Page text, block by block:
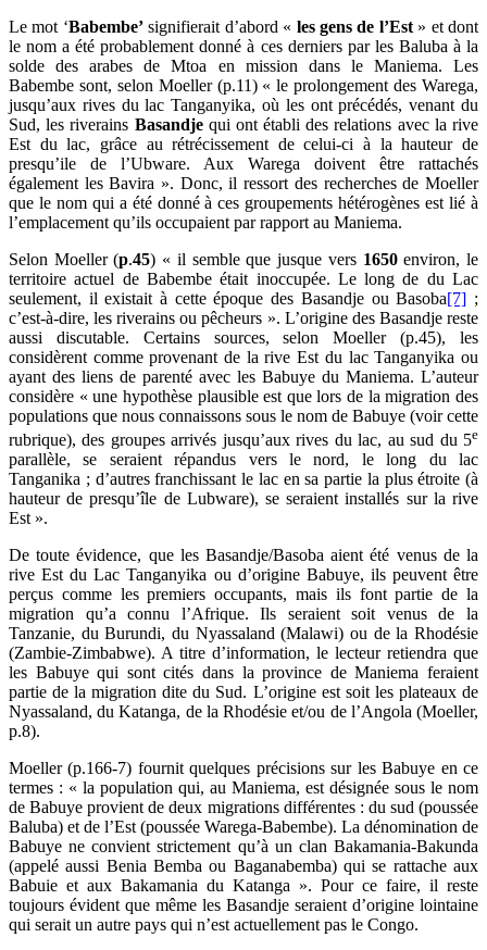
Le mot ‘Babembe’signifierait d’abord « les gens de l’Est» et dont
le nom a été probablement donné à ces derniers par les Baluba à la
solde des arabes de Mtoa en mission dans le Maniema. Les
Babembe sont, selon Moeller (p.11) « le prolongement des Warega,
jusqu’aux rives du lac Tanganyika, où les ont précédés, venant du
Sud, les riverains Basandjequi ont établi des relations avec la rive
Est du lac, grâce au rétrécissement de celui-ci à la hauteur de
presqu’ile de l’Ubware. Aux Warega doivent être rattachés
également les Bavira ». Donc, il ressort des recherches de Moeller
que le nom qui a été donné à ces groupements hétérogènes est lié à
l’emplacement qu’ils occupaient par rapport au Maniema.
Selon Moeller (p.45) « il semble que jusque vers 1650environ, le
territoire actuel de Babembe était inoccupée. Le long de du Lac
seulement, il existait à cette époque des Basandje ou Basoba[7] ;
c’est-à-dire, les riverains ou pêcheurs ». L’origine des Basandje reste
aussi discutable. Certains sources, selon Moeller (p.45), les
considèrent comme provenant de la rive Est du lac Tanganyika ou
ayant des liens de parenté avec les Babuye du Maniema. L’auteur
considère « une hypothèse plausible est que lors de la migration des
populations que nous connaissons sous le nom de Babuye (voir cette
rubrique), des groupes arrivés jusqu’aux rives du lac, au sud du 5e
parallèle, se seraient répandus vers le nord, le long du lac
Tanganika ; d’autres franchissant le lac en sa partie la plus étroite (à
hauteur de presqu’île de Lubware), se seraient installés sur la rive
Est ».
De toute évidence, que les Basandje/Basoba aient été venus de la
rive Est du Lac Tanganyika ou d’origine Babuye, ils peuvent être
perçus comme les premiers occupants, mais ils font partie de la
migration qu’a connu l’Afrique. Ils seraient soit venus de la
Tanzanie, du Burundi, du Nyassaland (Malawi) ou de la Rhodésie
(Zambie-Zimbabwe). A titre d’information, le lecteur retiendra que
les Babuye qui sont cités dans la province de Maniema feraient
partie de la migration dite du Sud. L’origine est soit les plateaux de
Nyassaland, du Katanga, de la Rhodésie et/ou de l’Angola (Moeller,
p.8).
Moeller (p.166-7) fournit quelques précisions sur les Babuye en ce
termes : « la population qui, au Maniema, est désignée sous le nom
de Babuye provient de deux migrations différentes : du sud (poussée
Baluba) et de l’Est (poussée Warega-Babembe). La dénomination de
Babuye ne convient strictement qu’à un clan Bakamania-Bakunda
(appelé aussi Benia Bemba ou Baganabemba) qui se rattache aux
Babuie et aux Bakamania du Katanga ». Pour ce faire, il reste
toujours évident que même les Basandje seraient d’origine lointaine
qui serait un autre pays qui n’est actuellement pas le Congo.